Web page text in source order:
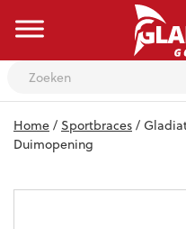
content
Home/Sportbraces/
Duimopening